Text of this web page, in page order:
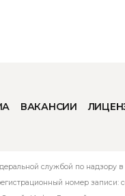
ВАКАНСИИ
службой по надзору
номер